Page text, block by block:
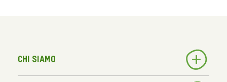
Chi siamo